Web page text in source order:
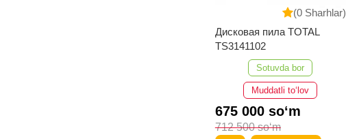
(0 Sharhlar)
Дисковая пила TOTAL
TS3141102
Sotuvda bor
Muddatli to‘lov
675 000 so‘m
712 500 so‘m